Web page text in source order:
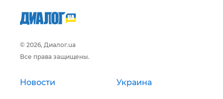
© 2026, Диалог.ua
Все права защищены.
Новости Украина